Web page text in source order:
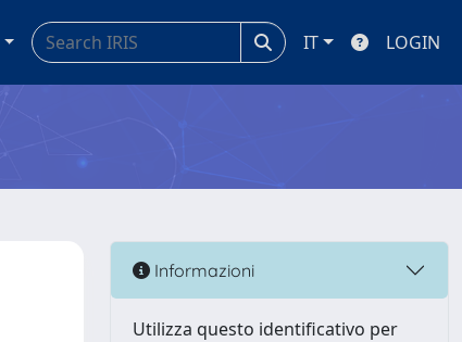
IT LOGIN
Informazioni
Utilizza questo identificativo per